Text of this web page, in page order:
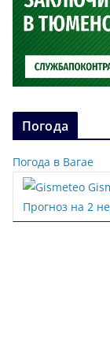
Погода
Погода в Вагае
Прогноз на 2